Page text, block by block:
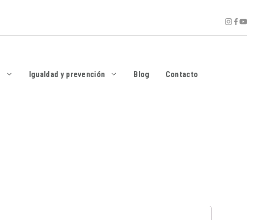
Igualdad y prevención Blog Contacto